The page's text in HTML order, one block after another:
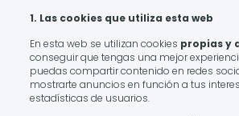
1. Las cookies que utiliza esta web
En esta web se utilizan cookies propias y
conseguir que tengas una mejor
puedas compartir contenido en redes
mostrarte anuncios en función a tus
estadísticas de usuarios.